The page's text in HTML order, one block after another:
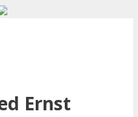
Ernst